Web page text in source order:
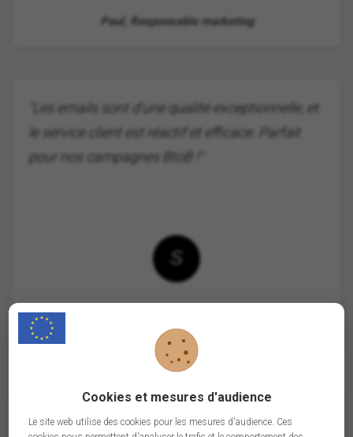
Paul, Responsable marketing
"Les emails sont d'une qualité exceptionnelle, et
le service client est réactif et efficace. Parfait
pour nos campagnes BtoB !"
S
Sarah, Chef de projet communication
"Une solution fiable et rapide ! Nos ventes ont
Cookies et mesures d'audience
Le site web utilise des cookies pour les mesures d'audience. Ces